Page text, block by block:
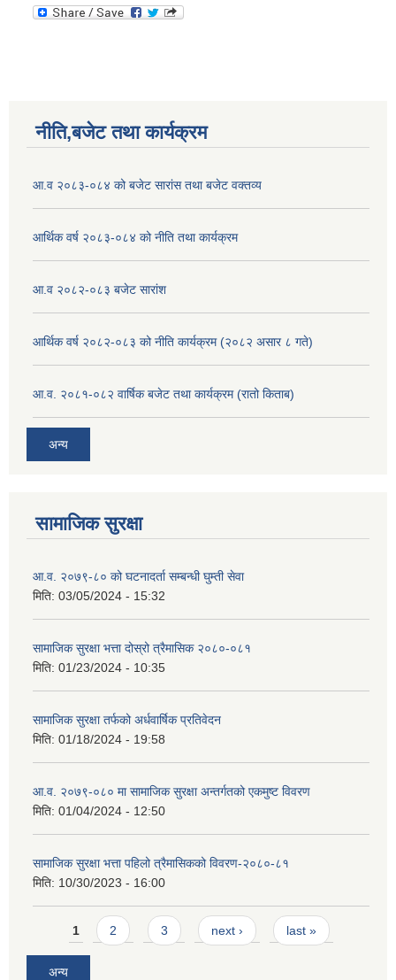
नीति,बजेट तथा कार्यक्रम
आ.व २०८३-०८४ को बजेट सारांस तथा बजेट वक्तव्य
आर्थिक वर्ष २०८३-०८४ को नीति तथा कार्यक्रम
आ.व २०८२-०८३ बजेट सारांश
आर्थिक वर्ष २०८२-०८३ को नीति कार्यक्रम (२०८२ असार ८ गते)
आ.व. २०८१-०८२ वार्षिक बजेट तथा कार्यक्रम (रातो किताब)
अन्य
सामाजिक सुरक्षा
आ.व. २०७९-८० को घटनादर्ता सम्बन्धी घुम्ती सेवा
मिति: 03/05/2024 - 15:32
सामाजिक सुरक्षा भत्ता दोस्रो त्रैमासिक २०८०-०८१
मिति: 01/23/2024 - 10:35
सामाजिक सुरक्षा तर्फको अर्धवार्षिक प्रतिवेदन
मिति: 01/18/2024 - 19:58
आ.व. २०७९-०८० मा सामाजिक सुरक्षा अन्तर्गतको एकमुष्ट विवरण
मिति: 01/04/2024 - 12:50
सामाजिक सुरक्षा भत्ता पहिलो त्रैमासिकको विवरण-२०८०-८१
मिति: 10/30/2023 - 16:00
Pages
1 2 3 next › last »
अन्य